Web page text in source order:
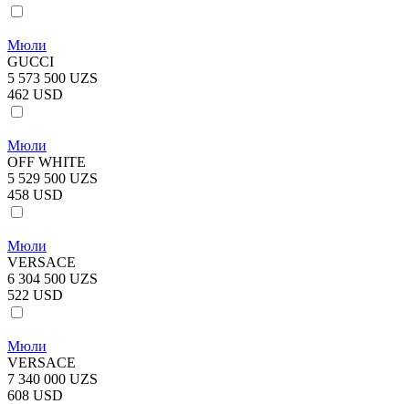
Мюли
GUCCI
5 573 500 UZS
462 USD
Мюли
OFF WHITE
5 529 500 UZS
458 USD
Мюли
VERSACE
6 304 500 UZS
522 USD
Мюли
VERSACE
7 340 000 UZS
608 USD